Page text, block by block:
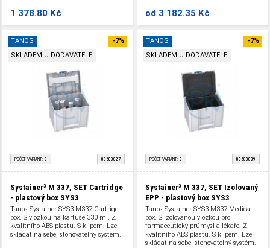
1 378.80 Kč od 3 182.35 Kč
TANOS
SKLADEM U DODAVATELE
-7%
POČET VARIANT: 9 83500027
Systainer³ M 337, SET Cartridge
- plastový box SYS3
Tanos Systainer SYS3 M337 Cartrige
box. S vložkou na kartuše 330 ml. Z
kvalitního ABS plastu. S klipem. Lze
skládat na sebe, stohovatelný systém.
TANOS
SKLADEM U DODAVATELE
-7%
POČET VARIANT: 9 83500039
Systainer³ M 337, SET Izolovaný
EPP - plastový box SYS3
Tanos Systainer SYS3 M337 Medical
box. S izolovanou vložkou pro
farmaceutický průmysl a lékaře. Z
kvalitního ABS plastu. S klipem. Lze
skládat na sebe, stohovatelný systém.